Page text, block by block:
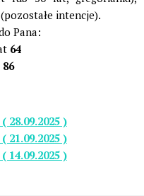
intencje).
Pana:
64
86
28.09.2025 )
21.09.2025 )
14.09.2025 )